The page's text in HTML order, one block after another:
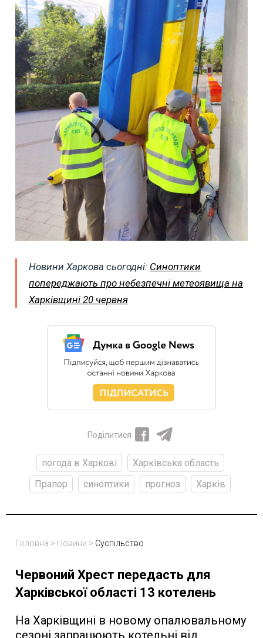
Новини Харкова сьогодні: Синоптики
попереджають про небезпечні метеоявища на
Харківщині 20 червня
Поділитися
погода в Харкові
Харківська область
Прапор
синоптики прогноз Харків
Головна > Новини > Суспільство
Червоний Хрест передасть для
Харківської області 13 котелень
На Харківщині в новому опалювальному
сезоні запрацюють котельні від